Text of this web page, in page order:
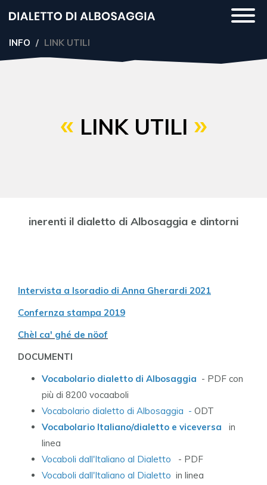
contenuto
principale
INFO LINK UTILI
LINK UTILI
inerenti il dialetto di Albosaggia e dintorni
Intervista a Isoradio di Anna Gherardi 2021
Confernza stampa 2019
Chèl ca' ghé de nöof
DOCUMENTI
Vocabolario dialetto di Albosaggia - PDF con
più di 8200 vocaaboli
Vocabolario dialetto di Albosaggia - ODT
Vocabolario Italiano/dialetto e viceversa
in
linea
Vocaboli dall'Italiano al Dialetto
- PDF
Vocaboli dall'Italiano al Dialetto in linea